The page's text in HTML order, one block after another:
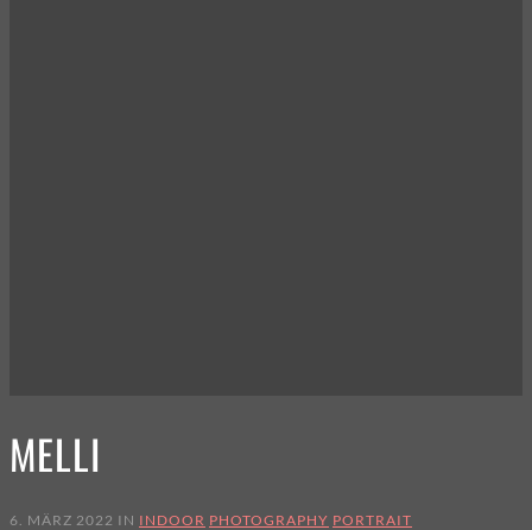
MELLI
6. MÄRZ 2022 IN INDOOR PHOTOGRAPHY PORTRAIT